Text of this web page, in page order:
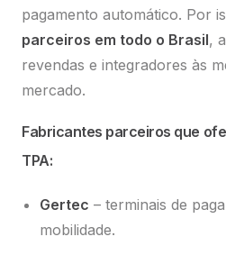
pagamento automático. Por
parceiros em todo o Brasil,
revendas e integradores às
mercado.
Fabricantes parceiros que
TPA:
Gertec – terminais de
mobilidade.